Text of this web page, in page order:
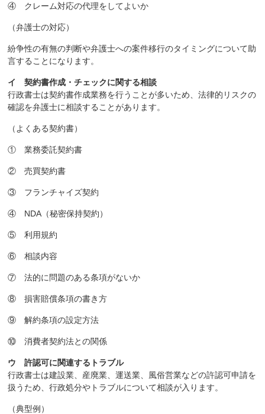
④ クレーム対応の代理をしてよいか
（弁護士の対応）
紛争性の有無の判断や弁護士への案件移行のタイミングについて助
言することになります。
イ 契約書作成・チェックに関する相談
行政書士は契約書作成業務を行うことが多いため、法律的リスクの
確認を弁護士に相談することがあります。
（よくある契約書）
① 業務委託契約書
② 売買契約書
③ フランチャイズ契約
④ NDA（秘密保持契約）
⑤ 利用規約
⑥ 相談内容
⑦ 法的に問題のある条項がないか
⑧ 損害賠償条項の書き方
⑨ 解約条項の設定方法
⑩ 消費者契約法との関係
ウ 許認可に関連するトラブル
行政書士は建設業、産廃業、運送業、風俗営業などの許認可申請を
扱うため、行政処分やトラブルについて相談が入ります。
（典型例）